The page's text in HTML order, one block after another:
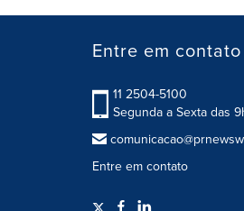
Entre em contato
11 2504-5100
Segunda a Sexta das
Entre em contato